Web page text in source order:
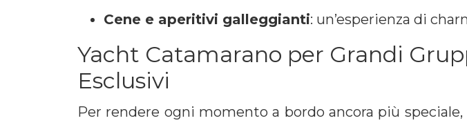
Cene e aperitivi galleggianti: un’esperienza di
Yacht Catamarano per Grandi
Esclusivi
Per rendere ogni momento a bordo ancora più